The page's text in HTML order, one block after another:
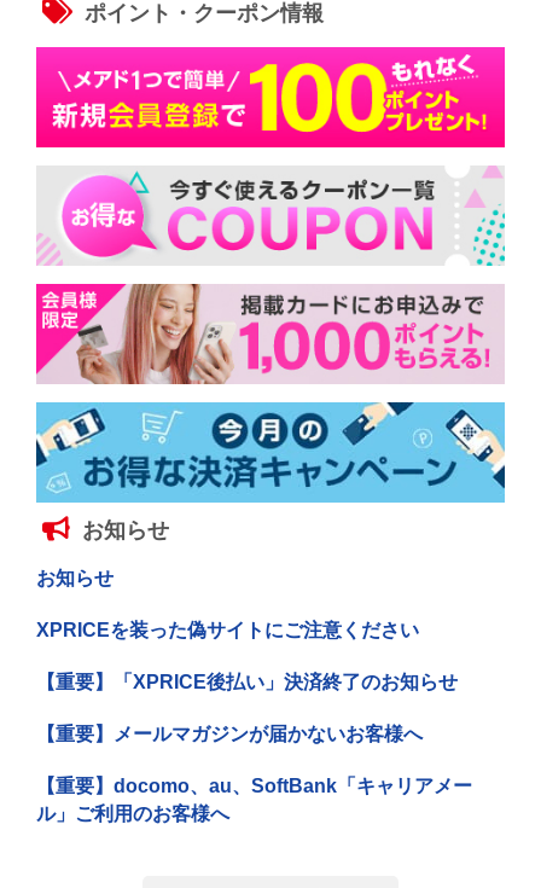
ポイント・クーポン情報
お知らせ
お知らせ
XPRICEを装った偽サイトにご注意ください
【重要】「XPRICE後払い」決済終了のお知らせ
【重要】メールマガジンが届かないお客様へ
【重要】docomo、au、SoftBank「キャリアメー
ル」ご利用のお客様へ